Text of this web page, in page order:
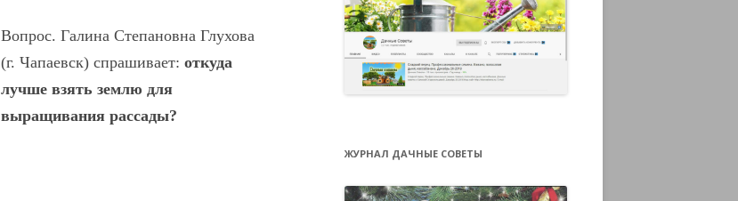
Вопрос. Галина Степановна Глухова
(г. Чапаевск) спрашивает: откуда
лучше взять землю для
выращивания рассады?
ЖУРНАЛ ДАЧНЫЕ СОВЕТЫ